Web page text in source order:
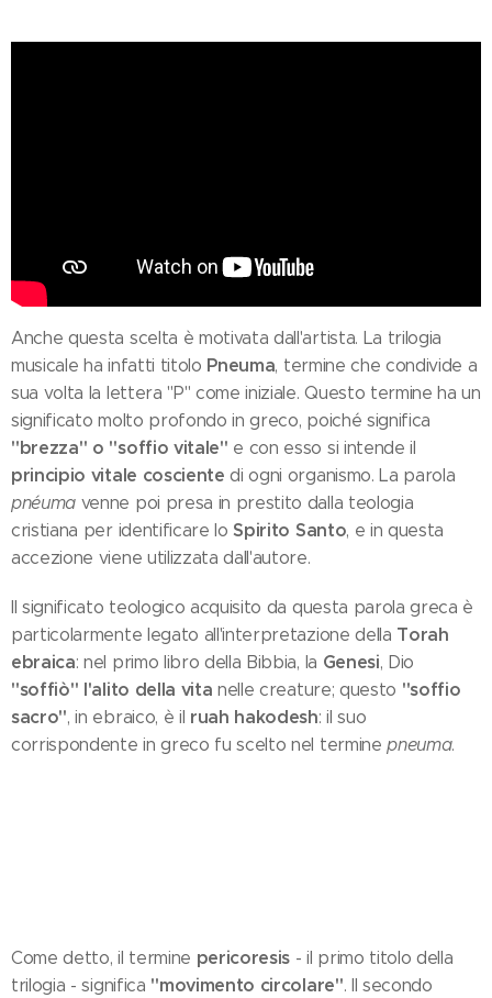
Anche questa scelta è motivata dall'artista. La trilogia
musicale ha infatti titolo Pneuma, termine che condivide a
sua volta la lettera "P" come iniziale. Questo termine ha un
significato molto profondo in greco, poiché significa
"brezza" o "soffio vitale" e con esso si intende il
principio vitale cosciente di ogni organismo. La parola
pnéuma venne poi presa in prestito dalla teologia
cristiana per identificare lo Spirito Santo, e in questa
accezione viene utilizzata dall'autore.
Il significato teologico acquisito da questa parola greca è
particolarmente legato all'interpretazione della Torah
ebraica: nel primo libro della Bibbia, la Genesi, Dio
"soffiò" l'alito della vita nelle creature; questo "soffio
sacro", in ebraico, è il ruah hakodesh: il suo
corrispondente in greco fu scelto nel terminepneuma.
Come detto, il termine pericoresis - il primo titolo della
trilogia - significa "movimento circolare". Il secondo